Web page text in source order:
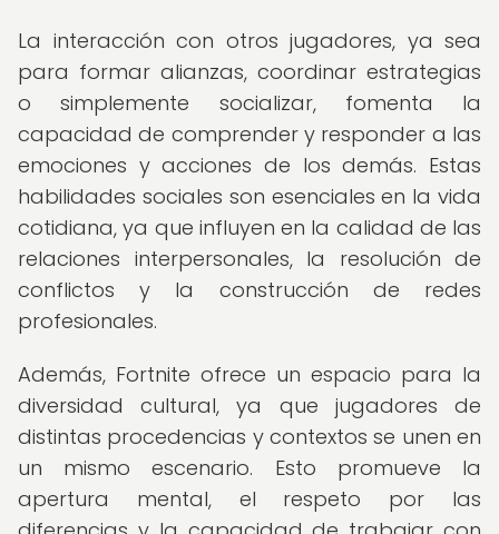
La interacción con otros jugadores, ya sea
para formar alianzas, coordinar estrategias
o simplemente socializar, fomenta la
capacidad de comprender y responder a las
emociones y acciones de los demás. Estas
habilidades sociales son esenciales en la vida
cotidiana, ya que influyen en la calidad de las
relaciones interpersonales, la resolución de
conflictos y la construcción de redes
profesionales.
Además, Fortnite ofrece un espacio para la
diversidad cultural, ya que jugadores de
distintas procedencias y contextos se unen en
un mismo escenario. Esto promueve la
apertura mental, el respeto por las